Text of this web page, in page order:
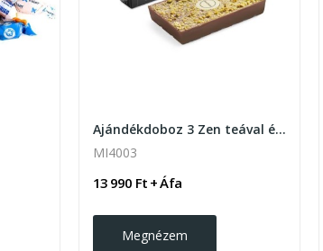
Ajándékdoboz 3 Zen teával és Dubai stílusú...
MI4003
13 990 Ft + Áfa
Megnézem